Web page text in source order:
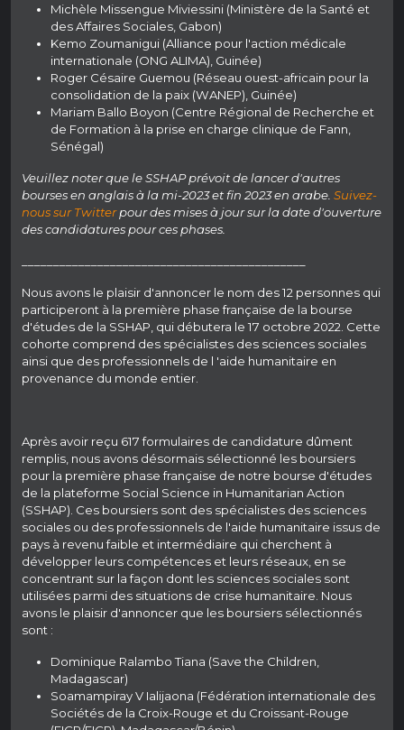
Michèle Missengue Miviessini (Ministère de la Santé et
des Affaires Sociales, Gabon)
Kemo Zoumanigui (Alliance pour l'action médicale
internationale (ONG ALIMA), Guinée)
Roger Césaire Guemou (Réseau ouest-africain pour la
consolidation de la paix (WANEP), Guinée)
Mariam Ballo Boyon (Centre Régional de Recherche et
de Formation à la prise en charge clinique de Fann,
Sénégal)
Veuillez noter que le SSHAP prévoit de lancer d'autres
bourses en anglais à la mi-2023 et fin 2023 en arabe. Suivez-
nous sur Twitterpour des mises à jour sur la date d'ouverture
des candidatures pour ces phases.
Nous avons le plaisir d'annoncer le nom des 12 personnes qui
participeront à la première phase française de la bourse
d'études de la SSHAP, qui débutera le 17 octobre 2022. Cette
cohorte comprend des spécialistes des sciences sociales
ainsi que des professionnels de l 'aide humanitaire en
provenance du monde entier.
Après avoir reçu 617 formulaires de candidature dûment
remplis, nous avons désormais sélectionné les boursiers
pour la première phase française de notre bourse d'études
de la plateforme Social Science in Humanitarian Action
(SSHAP). Ces boursiers sont des spécialistes des sciences
sociales ou des professionnels de l'aide humanitaire issus de
pays à revenu faible et intermédiaire qui cherchent à
développer leurs compétences et leurs réseaux, en se
concentrant sur la façon dont les sciences sociales sont
utilisées parmi des situations de crise humanitaire. Nous
avons le plaisir d'annoncer que les boursiers sélectionnés
sont :
Dominique Ralambo Tiana (Save the Children,
Madagascar)
Soamampiray V Ialijaona (Fédération internationale des
Sociétés de la Croix-Rouge et du Croissant-Rouge